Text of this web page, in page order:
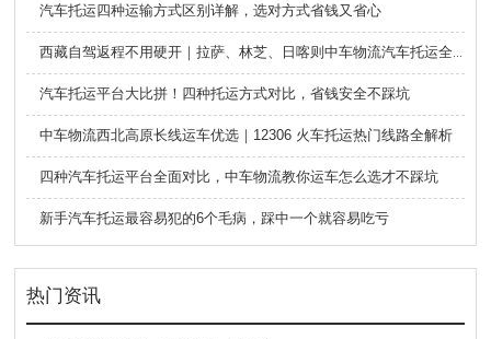
汽车托运四种运输方式区别详解，选对方式省钱又省心
西藏自驾返程不用硬开｜拉萨、林芝、日喀则中车物流汽车托运全指南
汽车托运平台大比拼！四种托运方式对比，省钱安全不踩坑
中车物流西北高原长线运车优选｜12306 火车托运热门线路全解析
四种汽车托运平台全面对比，中车物流教你运车怎么选才不踩坑
新手汽车托运最容易犯的6个毛病，踩中一个就容易吃亏
热门资讯